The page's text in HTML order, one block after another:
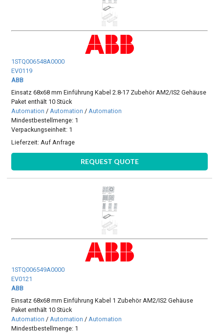
1STQ006548A0000
EV0119
ABB
Einsatz 68x68 mm Einführung Kabel 2.8-17 Zubehör AM2/IS2 Gehäuse
Paket enthält 10 Stück
Automation /Automation /Automation
Mindestbestellmenge: 1
Verpackungseinheit: 1
Lieferzeit: Auf Anfrage
REQUEST QUOTE
1STQ006549A0000
EV0121
ABB
Einsatz 68x68 mm Einführung Kabel 1 Zubehör AM2/IS2 Gehäuse
Paket enthält 10 Stück
Automation / Automation / Automation
Mindestbestellmenge: 1